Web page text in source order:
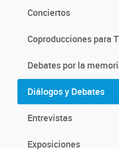
Conciertos
Coproducciones para
Debates por la
Diálogos y Debates
Entrevistas
Exposiciones